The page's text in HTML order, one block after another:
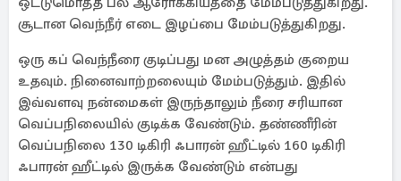
சூடான வெந்நீர் எடை இழப்பை மேம்படுத்துகிறது.
ஒரு கப் வெந்நீரை குடிப்பது மன அழுத்தம் குறைய
உதவும். நினைவாற்றலையும் மேம்படுத்தும். இதில்
இவ்வளவு நன்மைகள் இருந்தாலும் நீரை சரியான
வெப்பநிலையில் குடிக்க வேண்டும். தண்ணீரின்
வெப்பநிலை 130 டிகிரி ஃபாரன் ஹீட்டில் 160 டிகிரி
ஃபாரன் ஹீட்டில் இருக்க வேண்டும் என்பது